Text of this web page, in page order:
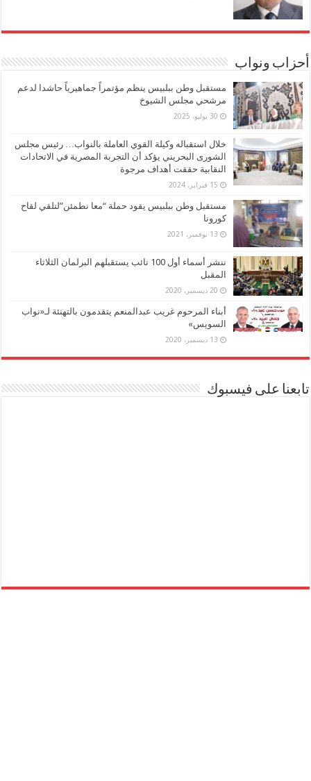
أحزاب ونواب
مستقبل وطن ببلبيس ينظم مؤتمراً جماهيرياً حاشدا لدعم
مرشحي مجلس الشيوخ
30 يوليو، 2025
خلال استقباله وكيلة القوي العاملة بالنواب… رئيس مجلس
الشورى البحريني يؤكد أن التجربة المصرية في الاتحادات
النقابية حققت أهداف مرجوة
15 فبراير، 2024
مستقبل وطن ببلبيس يقود حملة “معا نطمئن”لتلقي لقاح
كورونا
13 نوفمبر، 2021
ننشر أسماء أول 100 نائب يستقبلهم البرلمان الثلاثاء
المقبل
20 ديسمبر، 2020
أبناء المرحوم غريب عبدالمنعم يتقدمون بالتهنئة لـ«نواب
السويس»
13 ديسمبر، 2020
تابعنا على فيسبوك